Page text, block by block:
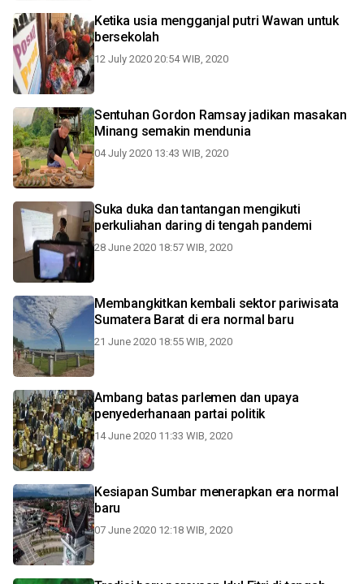
Ketika usia mengganjal putri Wawan untuk
bersekolah
12 July 2020 20:54 WIB, 2020
Sentuhan Gordon Ramsay jadikan masakan
Minang semakin mendunia
04 July 2020 13:43 WIB, 2020
Suka duka dan tantangan mengikuti
perkuliahan daring di tengah pandemi
28 June 2020 18:57 WIB, 2020
Membangkitkan kembali sektor pariwisata
Sumatera Barat di era normal baru
21 June 2020 18:55 WIB, 2020
Ambang batas parlemen dan upaya
penyederhanaan partai politik
14 June 2020 11:33 WIB, 2020
Kesiapan Sumbar menerapkan era normal
baru
07 June 2020 12:18 WIB, 2020